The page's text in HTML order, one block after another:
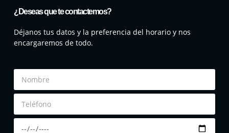
¿Deseas que te contactemos?
Déjanos tus datos y la preferencia del horario y nos
encargaremos de todo.